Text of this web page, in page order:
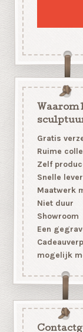
Waarom
Gratis
Ruime
Zelf
Snelle
Maatwerk
Niet duur
Showroom
Een
mogelijk